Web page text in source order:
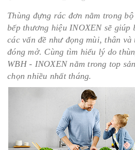
Thùng đựng rác đơn nằm trong
bếp thương hiệu INOXEN sẽ giúp
các vấn đề như đọng mùi, thân
đóng mở. Cùng tìm hiểu lý do
WBH - INOXEN nằm trong top
chọn nhiều nhất tháng.